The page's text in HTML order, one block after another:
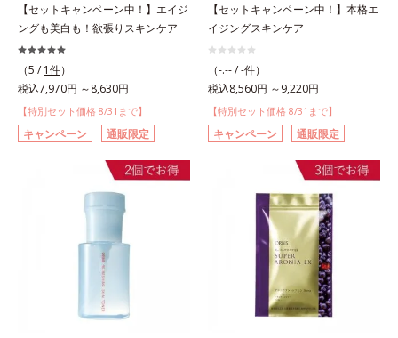
【セットキャンペーン中！】エイジ
ングも美白も！欲張りスキンケア
（5 / 1件）
税込7,970円 ～8,630円
【特別セット価格 8/31まで】
キャンペーン 通販限定
【セットキャンペーン中！】本格エ
イジングスキンケア
（-.-- / -件）
税込8,560円 ～9,220円
【特別セット価格 8/31まで】
キャンペーン 通販限定